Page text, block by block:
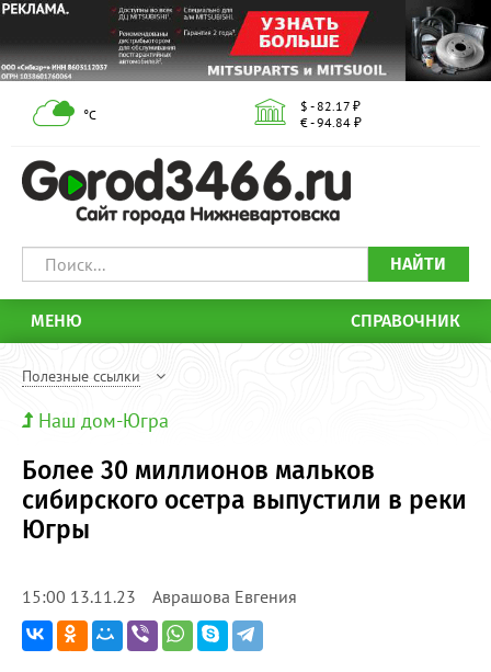
°С
$ - 82.17 ₽
€ - 94.84 ₽
НАЙТИ
МЕНЮ СПРАВОЧНИК
Полезные ссылки
Наш дом-Югра
Более 30 миллионов мальков
сибирского осетра выпустили в реки
Югры
15:00 13.11.23 Аврашова Евгения